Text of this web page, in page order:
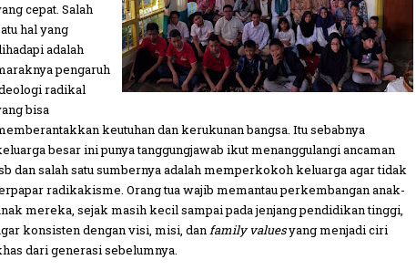
cepat. Salah
hal yang
adalah
pengaruh
radikal
bisa
keutuhan dan kerukunan bangsa. Itu sebabnya
besar ini punya tanggungjawab ikut menanggulangi ancaman
dan salah satu sumbernya adalah memperkokoh keluarga agar tidak
radikakisme. Orang tua wajib memantau perkembangan anak-
mereka, sejak masih kecil sampai pada jenjang pendidikan tinggi,
konsisten dengan visi, misi, danfamily valuesyang menjadi ciri
dari generasi sebelumnya.